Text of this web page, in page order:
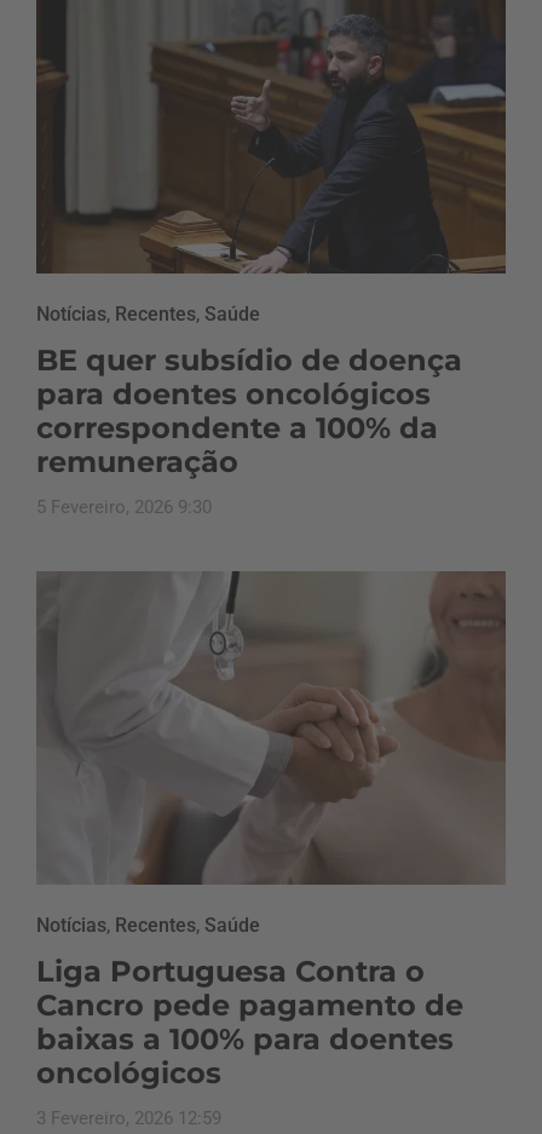
Notícias, Recentes, Saúde
BE quer subsídio de doença
para doentes oncológicos
correspondente a 100% da
remuneração
5 Fevereiro, 2026 9:30
Notícias, Recentes, Saúde
Liga Portuguesa Contra o
Cancro pede pagamento de
baixas a 100% para doentes
oncológicos
3 Fevereiro, 2026 12:59